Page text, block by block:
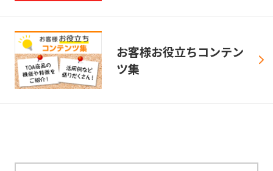
お客様お役立ちコンテン
ツ集